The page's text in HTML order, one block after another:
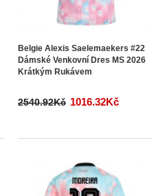
Belgie Alexis Saelemaekers #22
Dámské Venkovní Dres MS 2026
Krátkým Rukávem
2540.92Kč 1016.32Kč